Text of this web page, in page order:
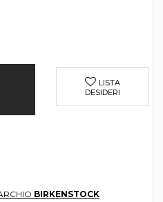
LISTA
DESIDERI
BIRKENSTOCK